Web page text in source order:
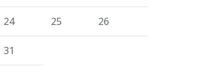
24 25 26
31